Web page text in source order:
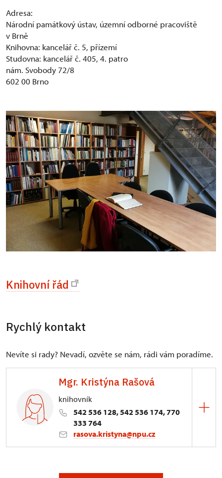
Adresa:
Národní památkový ústav, územní odborné pracoviště
v Brně
Knihovna: kancelář č. 5, přízemí
Studovna: kancelář č. 405, 4. patro
nám. Svobody 72/8
602 00 Brno
Knihovní řád
Rychlý kontakt
Nevíte si rady? Nevadí, ozvěte se nám, rádi vám poradíme.
Mgr. Kristýna Rašová
knihovník
542 536 128, 542 536 174, 770
333 764
rasova.kristyna@npu.cz
náměstí Svobody 72/8, Brno 601504